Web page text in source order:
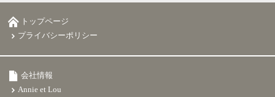
トップページ
プライバシーポリシー
会社情報
Annie et Lou